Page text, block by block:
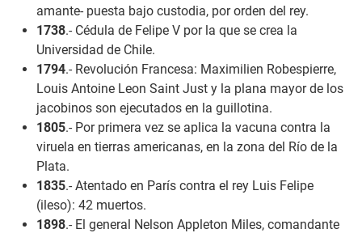
amante- puesta bajo custodia, por orden del rey.
1738.- Cédula de Felipe V por la que se crea la
Universidad de Chile.
1794.- Revolución Francesa: Maximilien Robespierre,
Louis Antoine Leon Saint Just y la plana mayor de los
jacobinos son ejecutados en la guillotina.
1805.- Por primera vez se aplica la vacuna contra la
viruela en tierras americanas, en la zona del Río de la
Plata.
1835.- Atentado en París contra el rey Luis Felipe
(ileso): 42 muertos.
1898.- El general Nelson Appleton Miles, comandante